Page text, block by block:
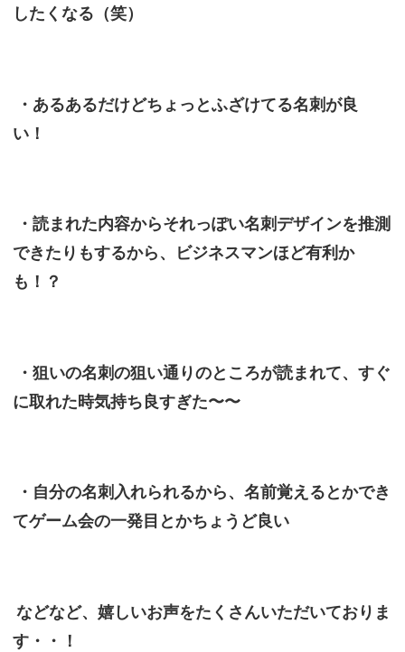
したくなる（笑）
・あるあるだけどちょっとふざけてる名刺が良
い！
・読まれた内容からそれっぽい名刺デザインを推測
できたりもするから、ビジネスマンほど有利か
も！？
・狙いの名刺の狙い通りのところが読まれて、すぐ
に取れた時気持ち良すぎた〜〜
・自分の名刺入れられるから、名前覚えるとかでき
てゲーム会の一発目とかちょうど良い
などなど、嬉しいお声をたくさんいただいておりま
す・・！